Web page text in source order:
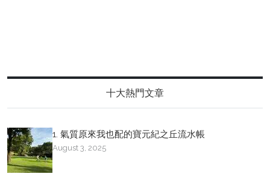
十大熱門文章
1. 氣質原來我也配的寶元紀之丘流水帳
August 3, 2025